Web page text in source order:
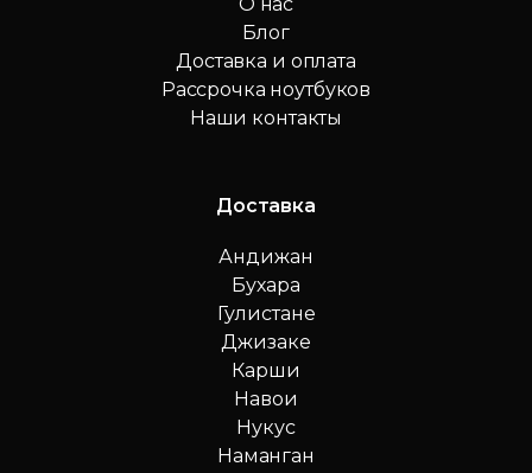
Блог
Доставка и оплата
Рассрочка ноутбуков
Наши контакты
Доставка
Андижан
Бухара
Гулистане
Джизаке
Карши
Навои
Нукус
Наманган